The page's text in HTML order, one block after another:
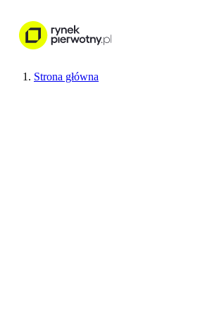
Nieruchomości
Strona główna